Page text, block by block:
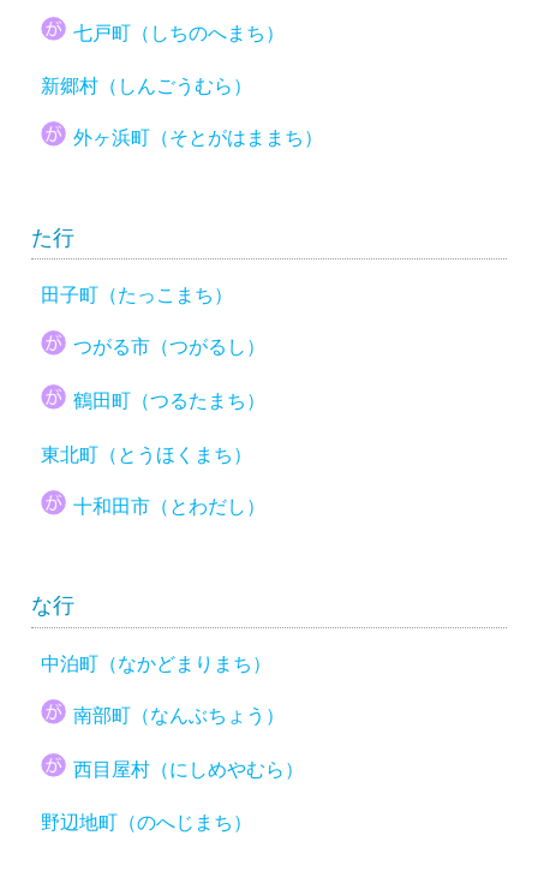
七戸町（しちのへまち）
新郷村（しんごうむら）
外ヶ浜町（そとがはままち）
た行
田子町（たっこまち）
つがる市（つがるし）
鶴田町（つるたまち）
東北町（とうほくまち）
十和田市（とわだし）
な行
中泊町（なかどまりまち）
南部町（なんぶちょう）
西目屋村（にしめやむら）
野辺地町（のへじまち）